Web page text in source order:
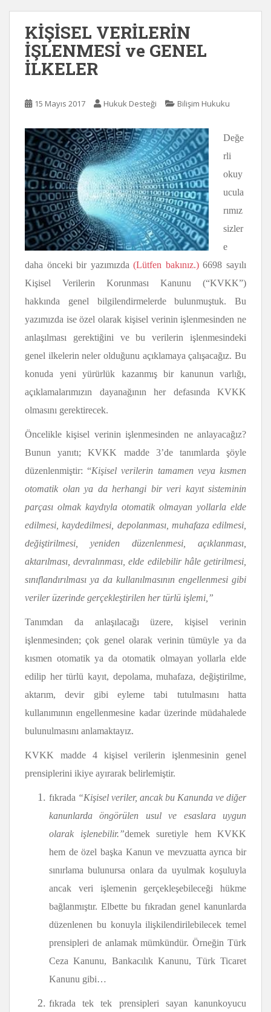
KİŞİSEL VERİLERİN
İŞLENMESİ ve GENEL
İLKELER
15 Mayıs 2017 Hukuk Desteği Bilişim Hukuku
Değe
rli
okuy
ucula
rımız
sizler
e
daha önceki bir yazımızda(Lütfen bakınız.)6698 sayılı
Kişisel Verilerin Korunması Kanunu (“KVKK”)
hakkında genel bilgilendirmelerde bulunmuştuk. Bu
yazımızda ise özel olarak kişisel verinin işlenmesinden ne
anlaşılması gerektiğini ve bu verilerin işlenmesindeki
genel ilkelerin neler olduğunu açıklamaya çalışacağız. Bu
konuda yeni yürürlük kazanmış bir kanunun varlığı,
açıklamalarımızın dayanağının her defasında KVKK
olmasını gerektirecek.
Öncelikle kişisel verinin işlenmesinden ne anlayacağız?
Bunun yanıtı; KVKK madde 3’de tanımlarda şöyle
düzenlenmiştir: “Kişisel verilerin tamamen veya kısmen
otomatik olan ya da herhangi bir veri kayıt sisteminin
parçası olmak kaydıyla otomatik olmayan yollarla elde
edilmesi, kaydedilmesi, depolanması, muhafaza edilmesi,
değiştirilmesi, yeniden düzenlenmesi, açıklanması,
aktarılması, devralınması, elde edilebilir hâle getirilmesi,
sınıflandırılması ya da kullanılmasının engellenmesi gibi
veriler üzerinde gerçekleştirilen her türlü işlemi,”
Tanımdan da anlaşılacağı üzere, kişisel verinin
işlenmesinden; çok genel olarak verinin tümüyle ya da
kısmen otomatik ya da otomatik olmayan yollarla elde
edilip her türlü kayıt, depolama, muhafaza, değiştirilme,
aktarım, devir gibi eyleme tabi tutulmasını hatta
kullanımının engellenmesine kadar üzerinde müdahalede
bulunulmasını anlamaktayız.
KVKK madde 4 kişisel verilerin işlenmesinin genel
prensiplerini ikiye ayırarak belirlemiştir.
fıkrada “Kişisel veriler, ancak bu Kanunda ve diğer
kanunlarda öngörülen usul ve esaslara uygun
olarak işlenebilir.”demek suretiyle hem KVKK
hem de özel başka Kanun ve mevzuatta ayrıca bir
sınırlama bulunursa onlara da uyulmak koşuluyla
ancak veri işlemenin gerçekleşebileceği hükme
bağlanmıştır. Elbette bu fıkradan genel kanunlarda
düzenlenen bu konuyla ilişkilendirilebilecek temel
prensipleri de anlamak mümkündür. Örneğin Türk
Ceza Kanunu, Bankacılık Kanunu, Türk Ticaret
Kanunu gibi…
fıkrada tek tek prensipleri sayan kanunkoyucu